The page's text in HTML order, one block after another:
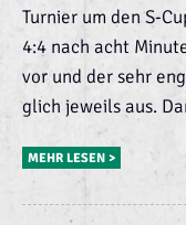
Turnier um den S-
4:4 nach acht
vor und der sehr
glich jeweils aus.
MEHR LESEN >